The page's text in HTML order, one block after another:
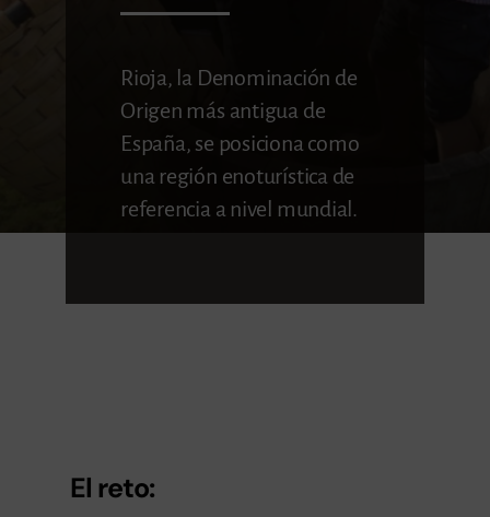
Rioja, la Denominación de
Origen más antigua de
España, se posiciona como
una región enoturística de
referencia a nivel mundial.
El reto: